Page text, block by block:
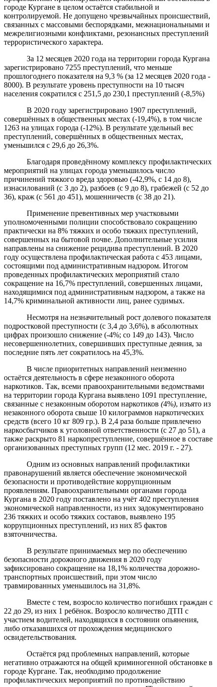
городе Кургане в целом остаётся стабильной и
контролируемой. Не допущено чрезвычайных происшествий,
связанных с массовыми беспорядками, межнациональными и
межрелигиозными конфликтами, резонансных преступлений
террористического характера.
За 12 месяцев 2020 года на территории города Кургана
зарегистрировано 7255 преступлений, что меньше
прошлогоднего показателя на 9,3 % (за 12 месяцев 2020 года -
8000). В результате уровень преступности на 10 тысяч
населения сократился с 251,5 до 230,1 преступлений (-8,5%)
В 2020 году зарегистрировано 1907 преступлений,
совершённых в общественных местах (-19,4%), в том числе
1263 на улицах города (-12%). В результате удельный вес
преступлений, совершённых в общественных местах,
уменьшился с 29,6 до 26,3%.
Благодаря проведённому комплексу профилактических
мероприятий на улицах города уменьшилось число
причинений тяжкого вреда здоровью (-42,9%, с 14 до 8),
изнасилований (с 3 до 2), разбоев (с 9 до 8), грабежей (с 52 до
36), краж (с 561 до 451), мошенничеств (с 38 до 21).
Применение превентивных мер участковыми
уполномоченными полиции способствовало сокращению
практически на 8% тяжких и особо тяжких преступлений,
совершенных на бытовой почве. Дополнительные усилия
направлены на снижение рецидива преступлений. В 2020
году осуществлена профилактическая работа с 453 лицами,
состоящими под административным надзором. Итогом
проведенных профилактических мероприятий стало
сокращение на 16,7% преступлений, совершенных лицами,
находящимися под административным надзором, а также на
14,7% криминальной активности лиц, ранее судимых.
Несмотря на незначительный рост долевого показателя
подростковой преступности (с 3,4 до 3,6%), в абсолютных
цифрах произошло снижение (-4%; со 149 до 143). Число
несовершеннолетних, совершивших преступные деяния, за
последние пять лет сократилось на 45,3%.
В числе приоритетных направлений неизменно
остаётся деятельность в сфере незаконного оборота
наркотиков. Так, всеми правоохранительными ведомствами
на территории города Кургана выявлено 1091 преступление,
связанные с незаконным оборотом наркотиков (4%), изъято из
незаконного оборота свыше 10 килограммов наркотических
средств (всего 10 кг 809 гр.). В 2,4 раза больше привлечено
наркосбытчиков к уголовной ответственности (с 27 до 51), а
также раскрыто 81 наркопреступление, совершённое в составе
организованных преступных групп (12 мес. 2019 г. - 27).
Одним из основных направлений профилактики
правонарушений является обеспечение экономической
безопасности и противодействие коррупционным
проявлениям. Правоохранительными органами города
Кургана в 2020 году поставлено на учёт 402 преступления
экономической направленности, из них задокументировано
236 тяжких и особо тяжких составов, выявлено 195
коррупционных преступлений, из них 85 фактов
взяточничества.
В результате принимаемых мер по обеспечению
безопасности дорожного движения в 2020 году
зафиксировано сокращение на 18,1% количества дорожно-
транспортных происшествий, при этом число
травмированных уменьшилось на 31,8%.
Вместе с тем, возросло количество погибших граждан с
22 до 29, из них 1 ребёнок. Возросло количество ДТП с
участием водителей, находящихся в состоянии опьянения,
либо отказавшихся от прохождения медицинского
освидетельствования.
Остаётся ряд проблемных направлений, которые
негативно отражаются на общей криминогенной обстановке в
городе Кургане. Так, необходимо продолжение
профилактических мероприятий по противодействию